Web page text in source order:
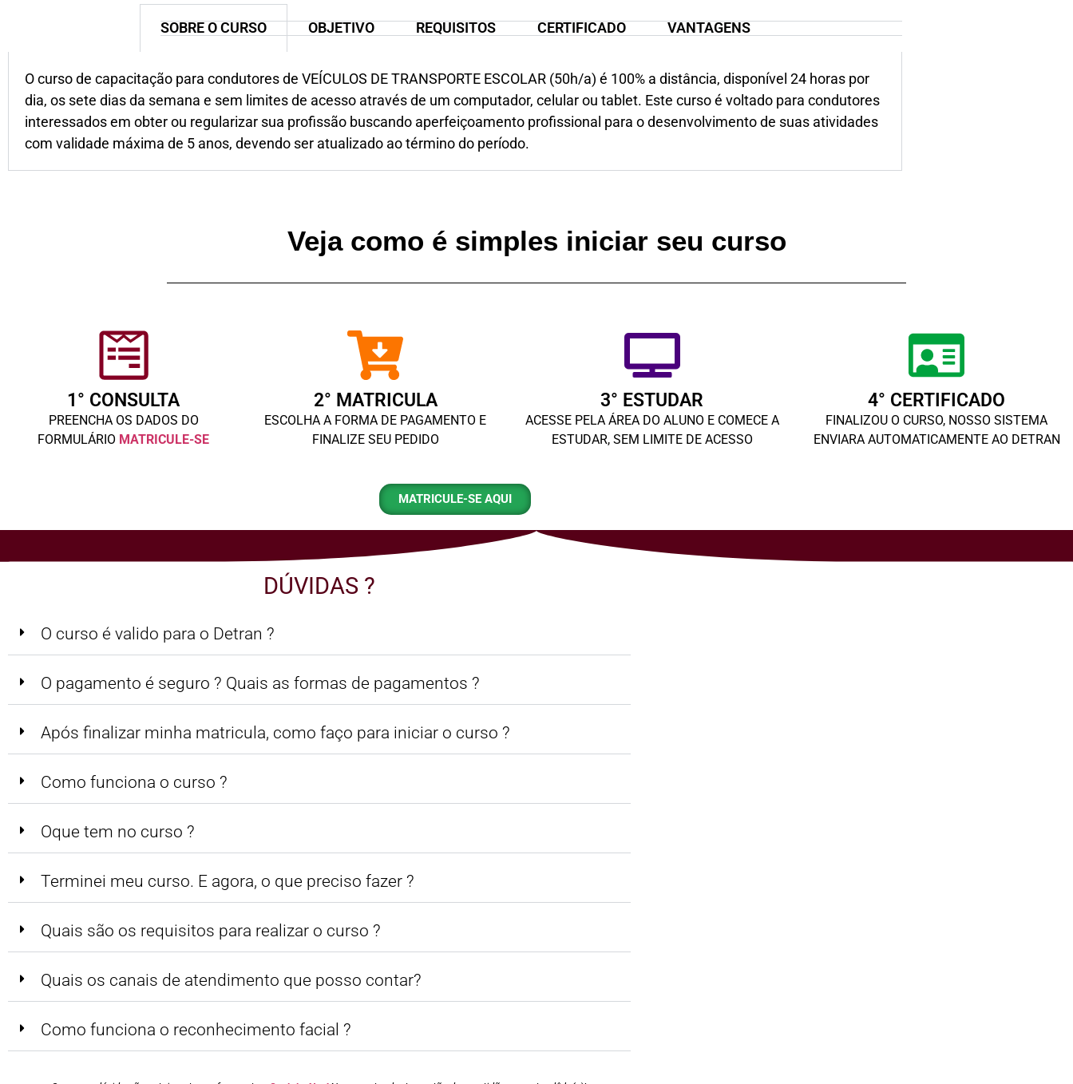
SOBRE O CURSO OBJETIVO REQUISITOS CERTIFICADO VANTAGENS
O curso de capacitação para condutores de VEÍCULOS DE TRANSPORTE ESCOLAR (50h/a) é 100% a distância, disponível 24 horas por
dia, os sete dias da semana e sem limites de acesso através de um computador, celular ou tablet. Este curso é voltado para condutores
interessados em obter ou regularizar sua profissão buscando aperfeiçoamento profissional para o desenvolvimento de suas atividades
com validade máxima de 5 anos, devendo ser atualizado ao término do período.
Veja como é simples iniciar seu curso
1° CONSULTA
PREENCHA OS DADOS DO
FORMULÁRIO MATRICULE-SE
2° MATRICULA
ESCOLHA A FORMA DE PAGAMENTO E
FINALIZE SEU PEDIDO
3° ESTUDAR
ACESSE PELA ÁREA DO ALUNO E COMECE A
ESTUDAR, SEM LIMITE DE ACESSO
4° CERTIFICADO
FINALIZOU O CURSO, NOSSO SISTEMA
ENVIARA AUTOMATICAMENTE AO DETRAN
MATRICULE-SE AQUI
DÚVIDAS ?
O curso é valido para o Detran ?
O pagamento é seguro ? Quais as formas de pagamentos ?
Após finalizar minha matricula, como faço para iniciar o curso ?
Como funciona o curso ?
Oque tem no curso ?
Terminei meu curso. E agora, o que preciso fazer ?
Quais são os requisitos para realizar o curso ?
Quais os canais de atendimento que posso contar?
Como funciona o reconhecimento facial ?